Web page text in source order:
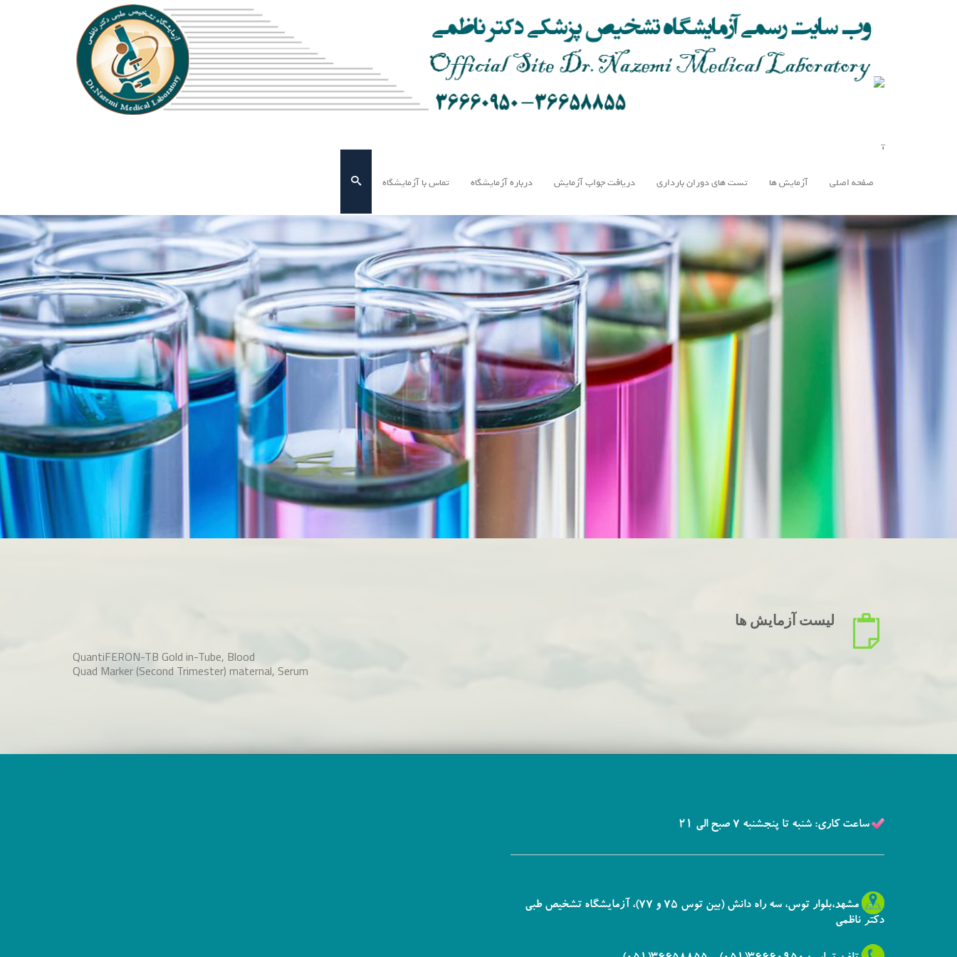
صفحه اصلی آزمایش ها تست های دوران بارداری دریافت جواب آزمایش درباره آزمایشگاه تماس با آزمایشگاه
لیست آزمایش ها
QuantiFERON-TB Gold in-Tube, Blood
Quad Marker (Second Trimester) maternal, Serum
ساعت کاری: شنبه تا پنجشنبه 7 صبح الی 21
مشهد،بلوار توس، سه راه دانش (بین توس 75 و 77)، آزمایشگاه تشخیص طبی
دکتر ناظمی